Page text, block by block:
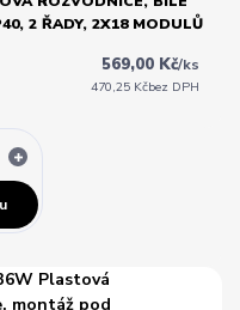
2 ŘADY, 2X18 MODULŮ
569,00 Kč/ks
470,25 Kčbez DPH